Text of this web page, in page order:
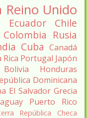
Reino Unido
Ecuador
Chile
Colombia Rusia
Cuba Canadá
Rica Portugal Japón
Bolivia
Honduras
Dominicana
El Salvador Grecia
Puerto Rico
República Checa